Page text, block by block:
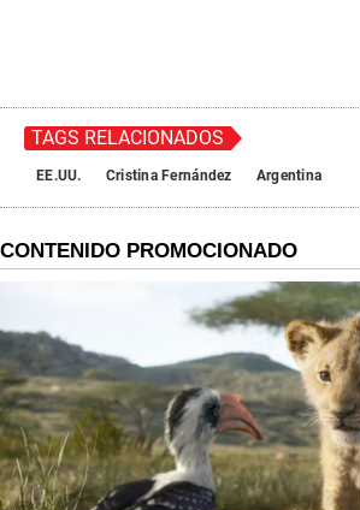
TAGS RELACIONADOS
EE.UU. Cristina Fernández Argentina